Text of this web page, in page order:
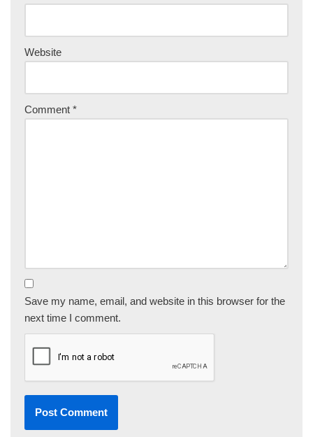
Website
Comment *
Save my name, email, and website in this browser for the
next time I comment.